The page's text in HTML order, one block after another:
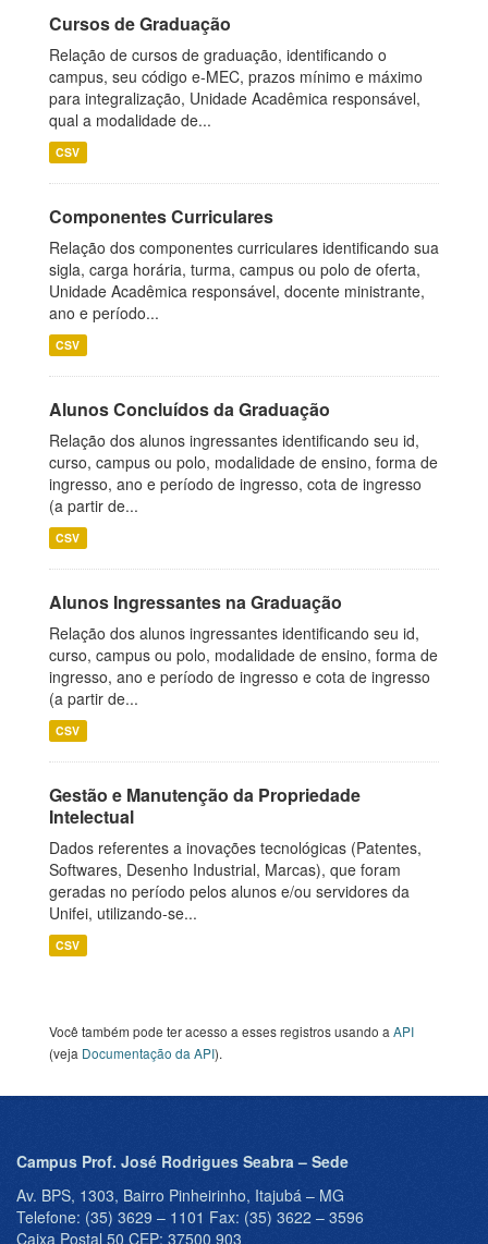
Cursos de Graduação
Relação de cursos de graduação, identificando o
campus, seu código e-MEC, prazos mínimo e máximo
para integralização, Unidade Acadêmica responsável,
qual a modalidade de...
CSV
Componentes Curriculares
Relação dos componentes curriculares identificando sua
sigla, carga horária, turma, campus ou polo de oferta,
Unidade Acadêmica responsável, docente ministrante,
ano e período...
CSV
Alunos Concluídos da Graduação
Relação dos alunos ingressantes identificando seu id,
curso, campus ou polo, modalidade de ensino, forma de
ingresso, ano e período de ingresso, cota de ingresso
(a partir de...
CSV
Alunos Ingressantes na Graduação
Relação dos alunos ingressantes identificando seu id,
curso, campus ou polo, modalidade de ensino, forma de
ingresso, ano e período de ingresso e cota de ingresso
(a partir de...
CSV
Gestão e Manutenção da Propriedade
Intelectual
Dados referentes a inovações tecnológicas (Patentes,
Softwares, Desenho Industrial, Marcas), que foram
geradas no período pelos alunos e/ou servidores da
Unifei, utilizando-se...
CSV
Você também pode ter acesso a esses registros usando a API
(veja Documentação da API).
Campus Prof. José Rodrigues Seabra – Sede
Av. BPS, 1303, Bairro Pinheirinho, Itajubá – MG
Telefone: (35) 3629 – 1101 Fax: (35) 3622 – 3596
Caixa Postal 50 CEP: 37500 903